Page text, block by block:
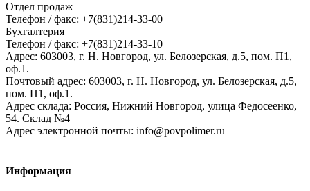
Отдел продаж
Телефон / факс: +7(831)214-33-00
Бухгалтерия
Телефон / факс: +7(831)214-33-10
Адрес: 603003, г. Н. Новгород, ул. Белозерская, д.5, пом. П1,
оф.1.
Почтовый адрес: 603003, г. Н. Новгород, ул. Белозерская, д.5,
пом. П1, оф.1.
Адрес склада: Россия, Нижний Новгород, улица Федосеенко,
54. Склад №4
Адрес электронной почты: info@povpolimer.ru
Информация